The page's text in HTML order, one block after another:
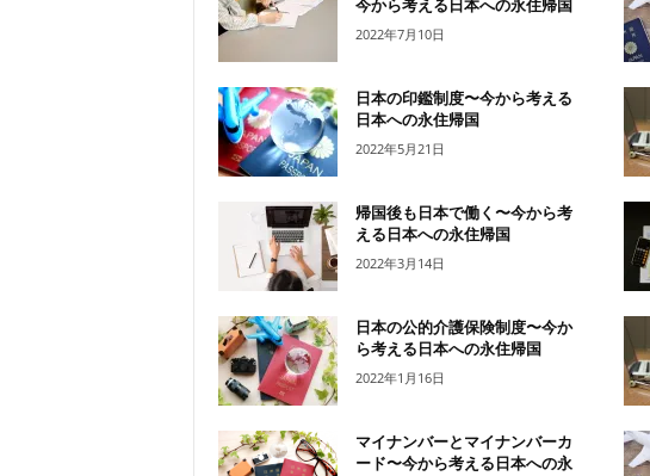
今から考える日本への永住帰国
2022年7月10日
日本の印鑑制度〜今から考える
日本への永住帰国
2022年5月21日
帰国後も日本で働く〜今から考
える日本への永住帰国
2022年3月14日
日本の公的介護保険制度〜今か
ら考える日本への永住帰国
2022年1月16日
マイナンバーとマイナンバーカ
ード〜今から考える日本への永